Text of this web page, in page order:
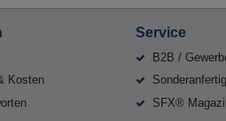
Kosten
Service
B2B /
SFX®